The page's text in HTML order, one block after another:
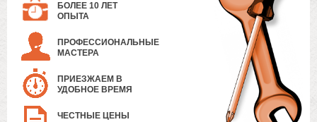
БОЛЕЕ 10 ЛЕТ
ОПЫТА
ПРОФЕССИОНАЛЬНЫЕ
МАСТЕРА
ПРИЕЗЖАЕМ В
УДОБНОЕ ВРЕМЯ
ЧЕСТНЫЕ ЦЕНЫ